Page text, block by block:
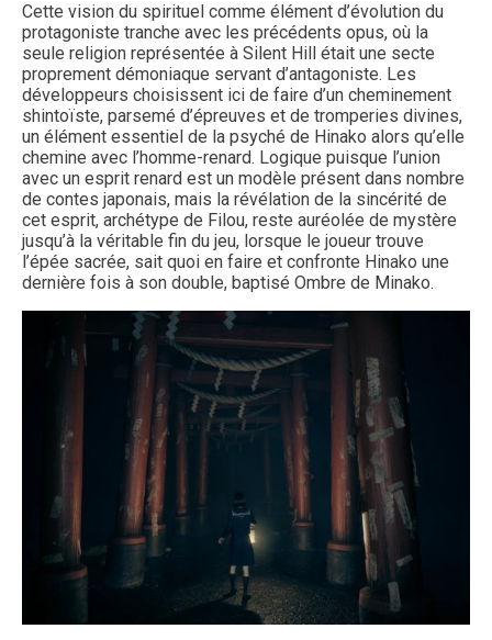
Cette vision du spirituel comme élément d’évolution du
protagoniste tranche avec les précédents opus, où la
seule religion représentée à Silent Hill était une secte
proprement démoniaque servant d’antagoniste. Les
développeurs choisissent ici de faire d’un cheminement
shintoïste, parsemé d’épreuves et de tromperies divines,
un élément essentiel de la psyché de Hinako alors qu’elle
chemine avec l’homme-renard. Logique puisque l’union
avec un esprit renard est un modèle présent dans nombre
de contes japonais, mais la révélation de la sincérité de
cet esprit, archétype de Filou, reste auréolée de mystère
jusqu’à la véritable fin du jeu, lorsque le joueur trouve
l’épée sacrée, sait quoi en faire et confronte Hinako une
dernière fois à son double, baptisé Ombre de Minako.